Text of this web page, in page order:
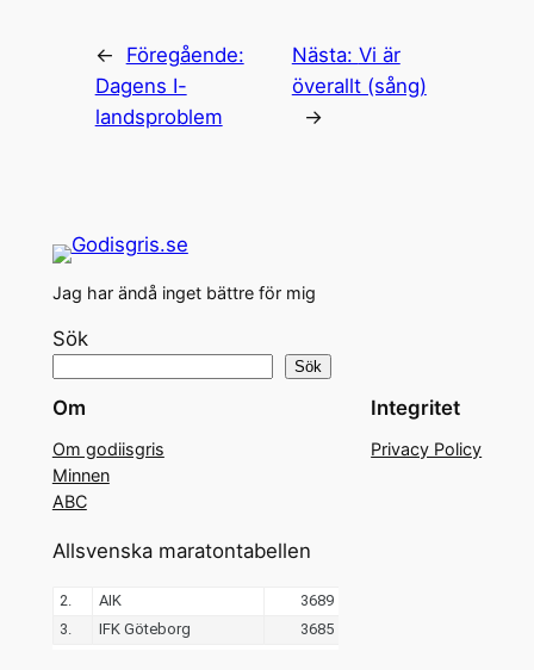
←
Föregående:
Dagens I-
landsproblem
Nästa: Vi är
överallt (sång)
→
Jag har ändå inget bättre för mig
Sök
Sök
Om
Om godiisgris
Minnen
ABC
Integritet
Privacy Policy
Allsvenska maratontabellen